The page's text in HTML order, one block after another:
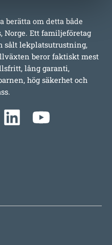
om detta både
Norge. Ett familjeföretag
sålt lekplatsutrustning,
beror faktiskt mest
lång garanti,
hög säkerhet och